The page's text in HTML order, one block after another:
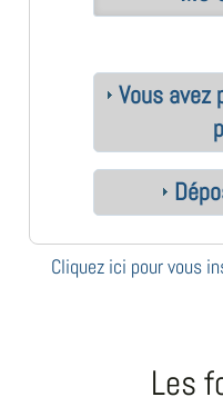
Vous avez
Cliquez ici pour vous
Les